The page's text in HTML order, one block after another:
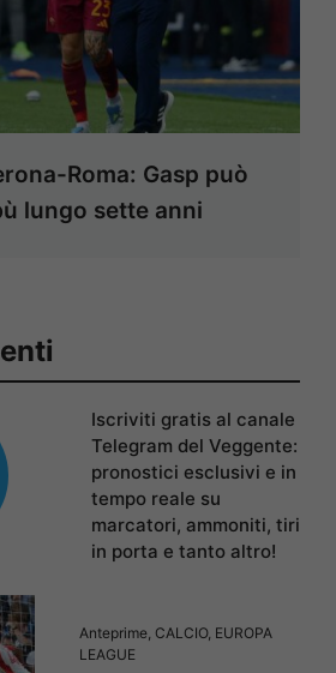
Roma: Gasp può
lungo sette anni
Iscriviti gratis al canale
Telegram del Veggente:
pronostici esclusivi e in
tempo reale su
marcatori, ammoniti, tiri
in porta e tanto altro!
Anteprime, CALCIO, EUROPA
LEAGUE